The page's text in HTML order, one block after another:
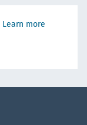
Learn more